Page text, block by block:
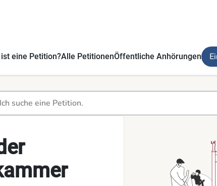
eine Petition?Alle PetitionenÖffentliche Anhörungen